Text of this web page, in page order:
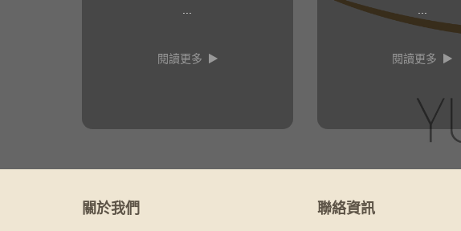
閱讀更多 閱讀更多
關於我們 聯絡資訊